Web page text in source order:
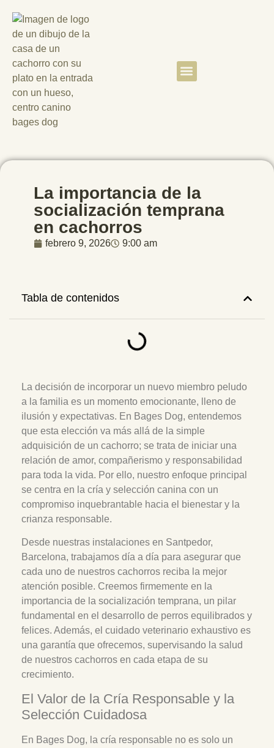
La importancia de la
socialización temprana
en cachorros
febrero 9, 2026 9:00 am
Tabla de contenidos
La decisión de incorporar un nuevo miembro peludo
a la familia es un momento emocionante, lleno de
ilusión y expectativas. En Bages Dog, entendemos
que esta elección va más allá de la simple
adquisición de un cachorro; se trata de iniciar una
relación de amor, compañerismo y responsabilidad
para toda la vida. Por ello, nuestro enfoque principal
se centra en la cría y selección canina con un
compromiso inquebrantable hacia el bienestar y la
crianza responsable.
Desde nuestras instalaciones en Santpedor,
Barcelona, trabajamos día a día para asegurar que
cada uno de nuestros cachorros reciba la mejor
atención posible. Creemos firmemente en la
importancia de la socialización temprana, un pilar
fundamental en el desarrollo de perros equilibrados y
felices. Además, el cuidado veterinario exhaustivo es
una garantía que ofrecemos, supervisando la salud
de nuestros cachorros en cada etapa de su
crecimiento.
El Valor de la Cría Responsable y la
Selección Cuidadosa
En Bages Dog, la cría responsable no es solo un